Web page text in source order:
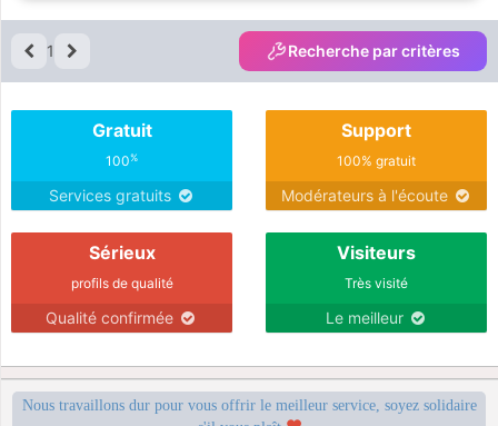
1 Recherche par critères
Gratuit
100%
Services gratuits
Support
100% gratuit
Modérateurs à l'écoute
Sérieux
profils de qualité
Qualité confirmée
Visiteurs
Très visité
Le meilleur
Nous travaillons dur pour vous offrir le meilleur service, soyez solidaire